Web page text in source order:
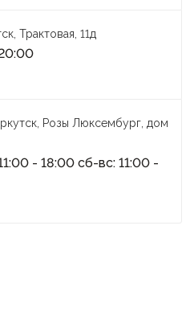
Трактовая, 11д
Розы Люксембург, дом
- 18:00 сб-вс: 11:00 -